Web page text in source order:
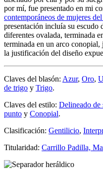
por mí, fue presentado en mi
contemporáneos de mujeres
presentación incluía su escudo
diferentes ovalada, terminada
terminada en un arco
la justificación del diseño
Claves del blasón: Azur, Oro,
de trigo y Trigo.
Claves del estilo: Delineado de
punto y Conopial.
Clasificación: Gentilicio,
Titularidad: Carrillo Padilla,